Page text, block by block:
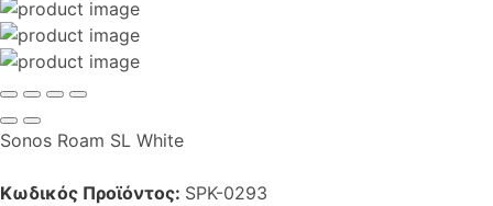
Sonos Roam SL White
Κωδικός Προϊόντος: SPK-0293